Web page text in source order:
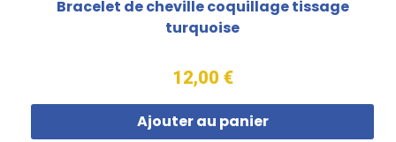
Bracelet de cheville coquillage tissage
turquoise
12,00 €
Ajouter au panier